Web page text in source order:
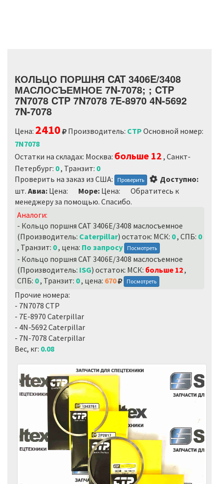
КОЛЬЦО ПОРШНЯ CAT 3406E/3408
МАСЛОСЪЕМНОЕ 7N-7078; ; CTP
7N7078 CTP 7N7078 7E-8970 4N-5692
7N-7078
Цена: 2410 Производитель: CTP Основной номер:
7N7078
Остатки на складах: Москва: больше 12 , Санкт-
Петербург: 0, Транзит: 0
Проверить на заказ из США:
Проверить Loading...
Доступно:
шт. Авиа: Цена: Море: Цена:
Обратитесь к
менеджеру за помощью. Спасибо.
Аналоги:
- Кольцо поршня CAT 3406E/3408 маслосъемное
(Производитель: Caterpillar) остаток: МСК: 0, СПБ: 0
, Транзит: 0, цена: По запросу Посмотреть
- Кольцо поршня CAT 3406E/3408 маслосъемное
(Производитель: ISG) остаток: МСК: больше 12,
СПБ: 0, Транзит: 0, цена: 670 Посмотреть
Прочие номера:
- 7N7078 CTP
- 7E-8970 Caterpillar
- 4N-5692 Caterpillar
- 7N-7078 Caterpillar
Вес, кг: 0.08